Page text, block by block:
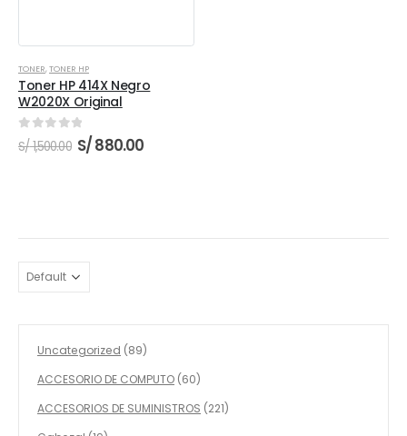
TONER,TONER HP
Toner HP 414X Negro
W2020X Original
out of 5
S/1,500.00 El
precio
S/880.00El
Uncategorized 8989
productos
ACCESORIO DE COMPUTO 6060
productos
ACCESORIOS DE SUMINISTROS 221221